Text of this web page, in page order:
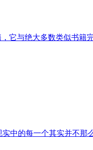
它与绝大多数类似书
中的每一个其实并不那